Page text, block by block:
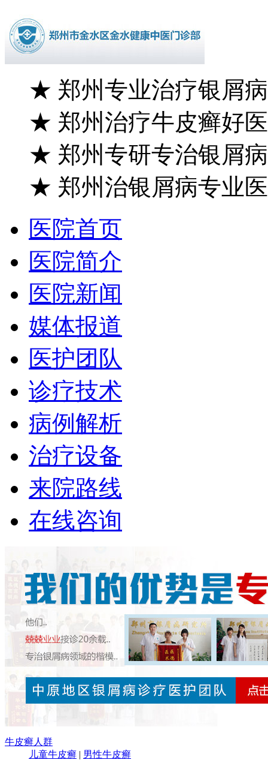
★ 郑州专业治疗银屑
★ 郑州治疗牛皮癣好
★ 郑州专研专治银屑
★ 郑州治银屑病专业
医院首页
医院简介
医院新闻
媒体报道
医护团队
诊疗技术
病例解析
治疗设备
来院路线
在线咨询
牛皮癣人群
儿童牛皮癣 | 男性牛皮癣